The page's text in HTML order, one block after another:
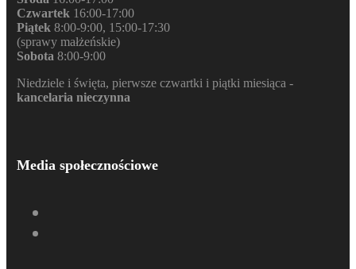
Czwartek 16:00-17:00
Piątek 8:00-9:00, 15:00-17:30
(sprawy małżeńskie)
Sobota 8:00-9:00
Niedziele i święta, pierwsze czwartki i piątki miesiąca -
kancelaria nieczynna
Media społecznościowe